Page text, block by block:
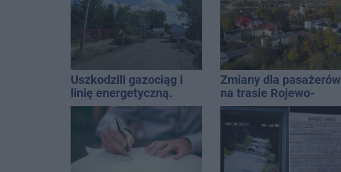
Uszkodzili gazociąg i
linię energetyczną.
Interweniowały służby
Zmiany dla pasażerów
na trasie Rojewo-
Inowrocław